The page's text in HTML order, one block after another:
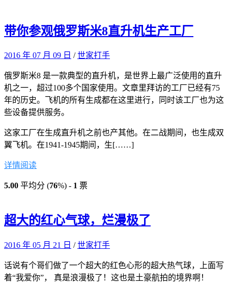
带你参观俄罗斯米8直升机生产工厂
2016 年 07 月 09 日 /世家打手
俄罗斯米8 是一款典型的直升机，是世界上最广泛使用的直升
机之一，超过100多个国家使用。文章里拜访的工厂已经有75
年的历史。飞机的所有生成都在这里进行，同时该工厂也为这
些设备提供服务。
这家工厂在生成直升机之前也产其他。在二战期间，也生成双
翼飞机。在1941-1945期间，生[……]
详情阅读
5.00 平均分 (76%) - 1 票
超大的红心气球，烂漫极了
2016 年 05 月 21 日 /世家打手
话说有个哥们做了一个超大的红色心形的超大热气球，上面写
着“我爱你”， 真是浪漫极了！这也是土豪航拍的境界啊！